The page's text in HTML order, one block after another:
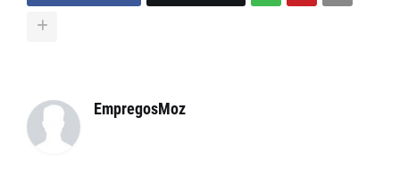
EmpregosMoz